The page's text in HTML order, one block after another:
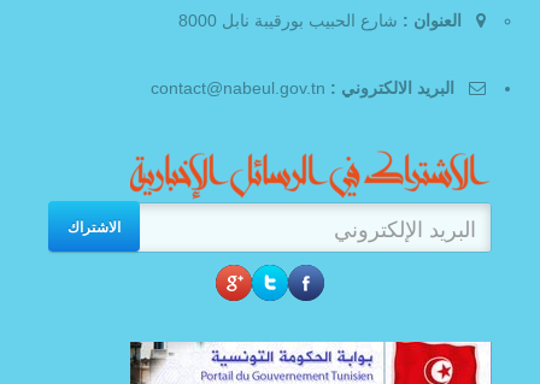
العنوان : شارع الحبيب بورقيبة نابل 8000
البريد الالكتروني :
الاشتراك